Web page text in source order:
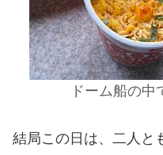
ドーム船の中
結局この日は、二人と